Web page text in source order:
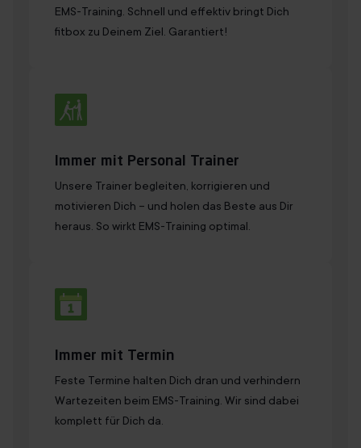
EMS-Training. Schnell und effektiv bringt Dich
fitbox zu Deinem Ziel. Garantiert!
Immer mit Personal Trainer
Unsere Trainer begleiten, korrigieren und
motivieren Dich – und holen das Beste aus Dir
heraus. So wirkt EMS-Training optimal.
Immer mit Termin
Feste Termine halten Dich dran und verhindern
Wartezeiten beim EMS-Training. Wir sind dabei
komplett für Dich da.